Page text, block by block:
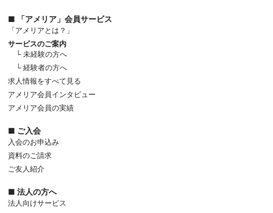
■ 「アメリア」会員サービス
「アメリアとは？」
サービスのご案内
└ 未経験の方へ
└ 経験者の方へ
求人情報をすべて見る
アメリア会員インタビュー
アメリア会員の実績
■ ご入会
入会のお申込み
資料のご請求
ご友人紹介
■ 法人の方へ
法人向けサービス